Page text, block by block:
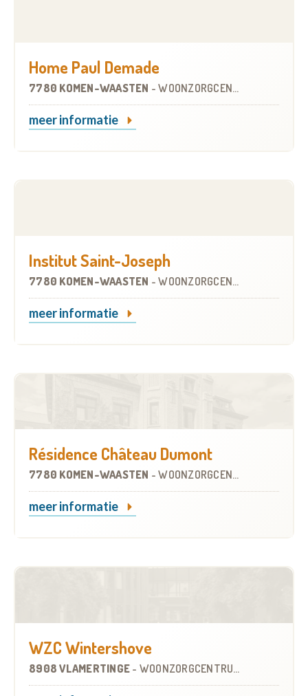
Home Paul Demade
7780 KOMEN-WAASTEN -WOONZORGCENTRUM (WZC)
meer informatie
Institut Saint-Joseph
7780 KOMEN-WAASTEN -WOONZORGCENTRUM (WZC)
meer informatie
Résidence Château Dumont
7780 KOMEN-WAASTEN -WOONZORGCENTRUM (WZC)
meer informatie
WZC Wintershove
8908 VLAMERTINGE - WOONZORGCENTRUM (WZC)